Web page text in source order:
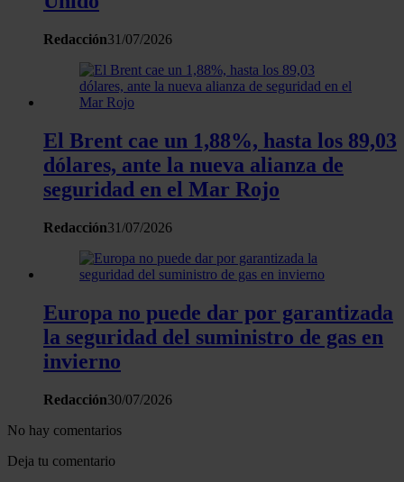
sitio web con nuestros partners de redes sociales,
haya proporcionado o que hayan recopilado a partir del uso
hecho de sus servicios.
Redacción31/07/2026
El Brent cae un 1,88%, hasta los 89,03
dólares, ante la nueva alianza de
seguridad en el Mar Rojo
Redacción31/07/2026
Europa no puede dar por garantizada
la seguridad del suministro de gas en
invierno
Redacción30/07/2026
No hay comentarios
Deja tu comentario